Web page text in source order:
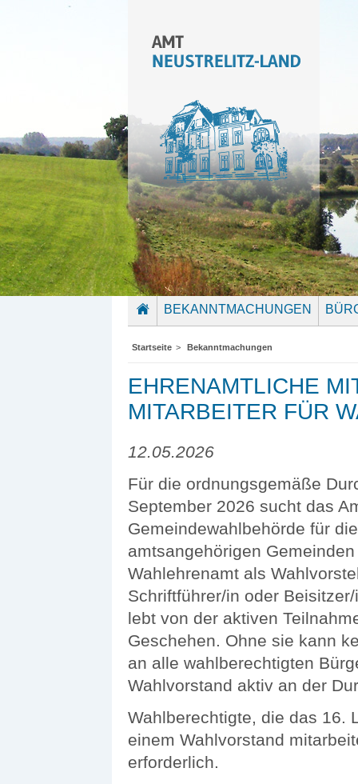
BEKANNTMACHUNGEN
Startseite > Bekanntmachungen
EHRENAMTLICHE
MITARBEITER FÜR
12.05.2026
Für die ordnungsgemäße
September 2026 sucht das
Gemeindewahlbehörde für
amtsangehörigen
Wahlehrenamt als
Schriftführer/in oder
lebt von der aktiven
Geschehen. Ohne sie kann
an alle wahlberechtigten
Wahlvorstand aktiv an der
Wahlberechtigte, die das 16.
einem Wahlvorstand
erforderlich.